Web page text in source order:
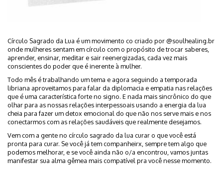
Círculo Sagrado da Lua é um movimento co criado por @soulhealing.br
onde mulheres sentam em círculo com o propósito de trocar saberes,
aprender, ensinar, meditar e sair reenergizadas, cada vez mais
conscientes do poder que é inerente à mulher.
Todo mês é trabalhando um tema e agora seguindo a temporada
libriana aproveitamos para falar da diplomacia e empatia nas relações
que é uma característica forte no signo. E nada mais sincrônico do que
olhar para as nossas relações interpessoais usando a energia da lua
cheia para fazer um detox emocional do que não nos serve mais e nos
conectarmos com as relações saudáveis que realmente desejamos.
Vem com a gente no círculo sagrado da lua curar o que você está
pronta para curar. Se você já tem companheirx, sempre tem algo que
podemos melhorar, e se você ainda não o/a encontrou, vamos juntas
manifestar sua alma gêmea mais compatível pra você nesse momento.